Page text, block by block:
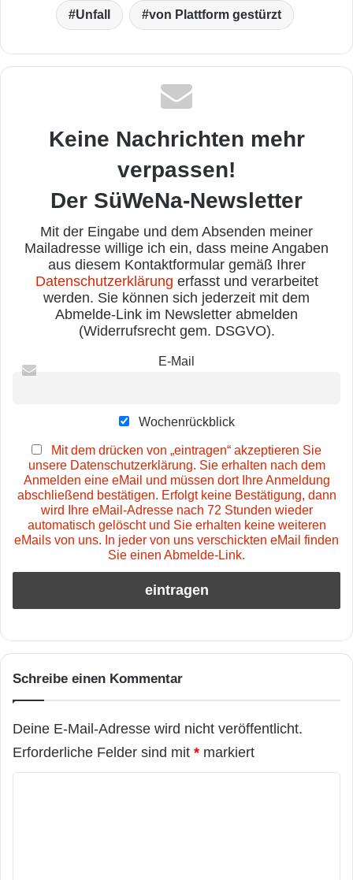
Unfall von Plattform gestürzt
Keine Nachrichten mehr
verpassen!
Der SüWeNa-Newsletter
Mit der Eingabe und dem Absenden meiner
Mailadresse willige ich ein, dass meine Angaben
aus diesem Kontaktformular gemäß Ihrer
Datenschutzerklärung erfasst und verarbeitet
werden. Sie können sich jederzeit mit dem
Abmelde-Link im Newsletter abmelden
(Widerrufsrecht gem. DSGVO).
E-Mail
Wochenrückblick
Mit dem drücken von „eintragen“ akzeptieren Sie
unsere Datenschutzerklärung. Sie erhalten nach dem
Anmelden eine eMail und müssen dort Ihre Anmeldung
abschließend bestätigen. Erfolgt keine Bestätigung, dann
wird Ihre eMail-Adresse nach 72 Stunden wieder
automatisch gelöscht und Sie erhalten keine weiteren
eMails von uns. In jeder von uns verschickten eMail finden
Sie einen Abmelde-Link.
Schreibe einen Kommentar
Deine E-Mail-Adresse wird nicht veröffentlicht.
Erforderliche Felder sind mit * markiert